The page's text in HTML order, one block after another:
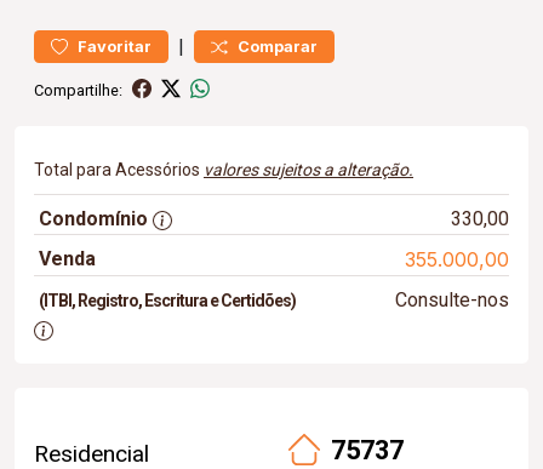
Favoritar | Comparar
Compartilhe:
Total para Acessórios valores sujeitos a alteração.
Condomínio
330,00
Venda
355.000,00
(ITBI, Registro, Escritura e Certidões) Consulte-nos
Residencial 75737